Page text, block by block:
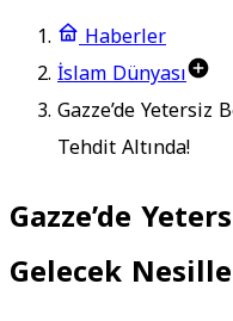
Haberler
İslam Dünyası
Gazze’de Yetersiz
Tehdit Altında!
Gazze’de
Gelecek